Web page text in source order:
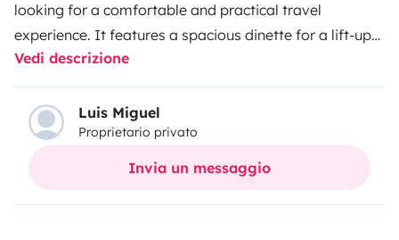
looking for a comfortable and practical travel
experience. It features a spacious dinette for a lift-up
bed, high-quality cabinetry, and a compact and
functional design that adapts to different needs and
preferences. For your convenience, the cleaning price
includes emptying of gray and black water. So you can
enjoy your trip without having to find a place to empty
Vedi descrizione
Luis Miguel
Proprietario privato
Invia un messaggio